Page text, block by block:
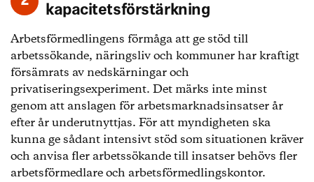
kapacitetsförstärkning
Arbetsförmedlingens förmåga att ge stöd till
arbetssökande, näringsliv och kommuner har kraftigt
försämrats av nedskärningar och
privatiseringsexperiment. Det märks inte minst
genom att anslagen för arbetsmarknadsinsatser år
efter år underutnyttjas. För att myndigheten ska
kunna ge sådant intensivt stöd som situationen kräver
och anvisa fler arbetssökande till insatser behövs fler
arbetsförmedlare och arbetsförmedlingskontor.